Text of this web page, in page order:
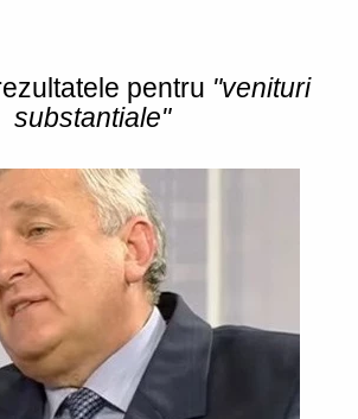
pentru "venituri
substantiale"